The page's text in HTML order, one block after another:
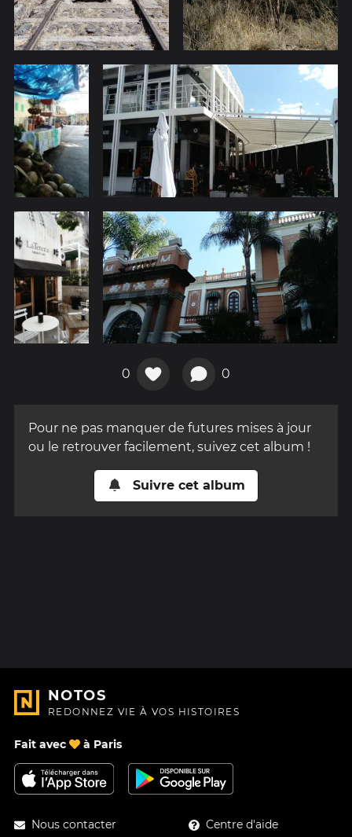
0 0
Pour ne pas manquer de futures mises à jour
ou le retrouver facilement, suivez cet album !
Suivre cet album
NOTOS
REDONNEZ VIE À VOS HISTOIRES
Fait avec à Paris
Nous contacter Centre d'aide